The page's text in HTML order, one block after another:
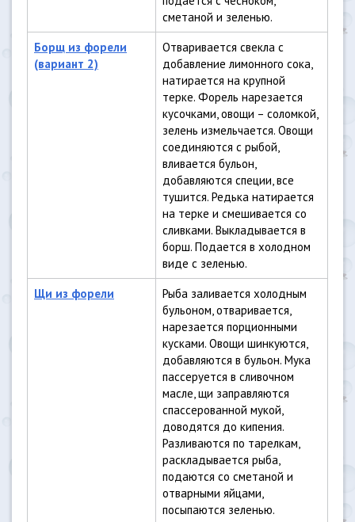
сметаной и зеленью.
Борщ из форели
(вариант 2)
Отваривается свекла с
добавление лимонного сока,
натирается на крупной
терке. Форель нарезается
кусочками, овощи – соломкой,
зелень измельчается. Овощи
соединяются с рыбой,
вливается бульон,
добавляются специи, все
тушится. Редька натирается
на терке и смешивается со
сливками. Выкладывается в
борш. Подается в холодном
виде с зеленью.
Щи из форели
Рыба заливается холодным
бульоном, отваривается,
нарезается порционными
кусками. Овощи шинкуются,
добавляются в бульон. Мука
пассеруется в сливочном
масле, щи заправляются
спассерованной мукой,
доводятся до кипения.
Разливаются по тарелкам,
раскладывается рыба,
подаются со сметаной и
отварными яйцами,
посыпаются зеленью.